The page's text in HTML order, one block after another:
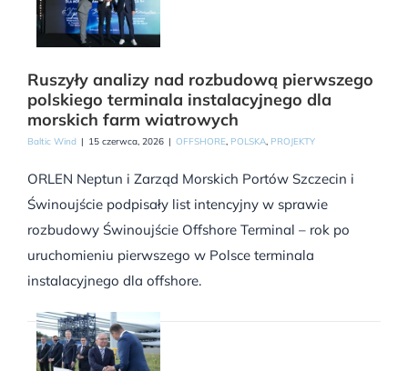
Ruszyły analizy nad rozbudową pierwszego
polskiego terminala instalacyjnego dla
morskich farm wiatrowych
Baltic Wind | 15 czerwca, 2026 | OFFSHORE POLSKA PROJEKTY
ORLEN Neptun i Zarząd Morskich Portów Szczecin i
Świnoujście podpisały list intencyjny w sprawie
rozbudowy Świnoujście Offshore Terminal – rok po
uruchomieniu pierwszego w Polsce terminala
instalacyjnego dla offshore.